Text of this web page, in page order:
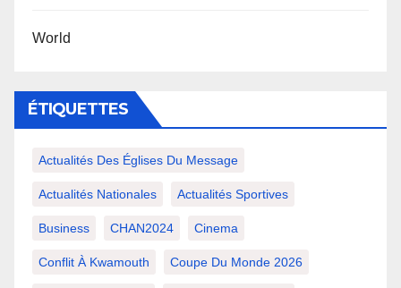
World
ÉTIQUETTES
Actualités Des Églises Du Message
Actualités Nationales Actualités Sportives
Business CHAN2024 Cinema
Conflit À Kwamouth Coupe Du Monde 2026